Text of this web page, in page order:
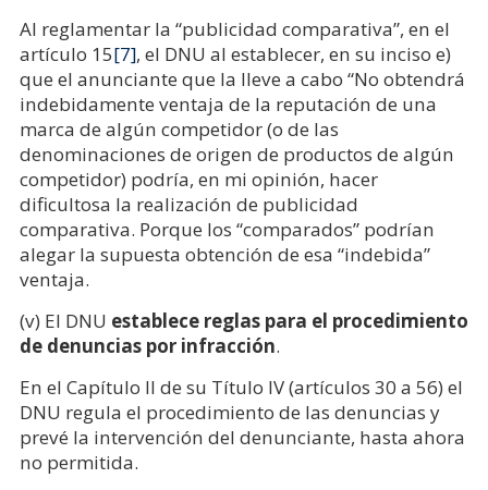
Al reglamentar la “publicidad comparativa”, en el
artículo 15[7], el DNU al establecer, en su inciso e)
que el anunciante que la lleve a cabo “No obtendrá
indebidamente ventaja de la reputación de una
marca de algún competidor (o de las
denominaciones de origen de productos de algún
competidor) podría, en mi opinión, hacer
dificultosa la realización de publicidad
comparativa. Porque los “comparados” podrían
alegar la supuesta obtención de esa “indebida”
ventaja.
(v) El DNU establece reglas para el procedimiento
de denuncias por infracción.
En el Capítulo II de su Título IV (artículos 30 a 56) el
DNU regula el procedimiento de las denuncias y
prevé la intervención del denunciante, hasta ahora
no permitida.